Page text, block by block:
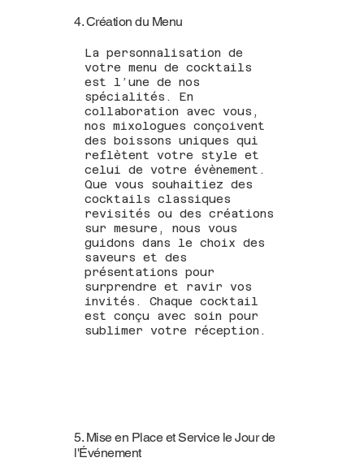
4. Création du Menu
La personnalisation de
votre menu de cocktails
est l’une de nos
spécialités. En
collaboration avec vous,
nos mixologues conçoivent
des boissons uniques qui
reflètent votre style et
celui de votre évènement.
Que vous souhaitiez des
cocktails classiques
revisités ou des créations
sur mesure, nous vous
guidons dans le choix des
saveurs et des
présentations pour
surprendre et ravir vos
invités. Chaque cocktail
est conçu avec soin pour
sublimer votre réception.
5. Mise en Place et Service le Jour de
l'Événement